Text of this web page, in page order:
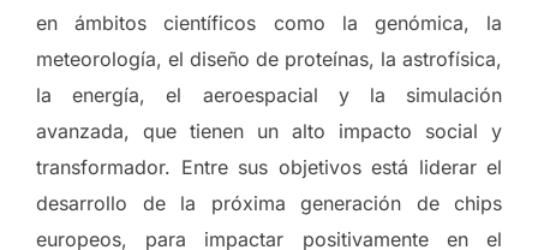
en ámbitos científicos como la genómica, la
meteorología, el diseño de proteínas, la astrofísica,
la energía, el aeroespacial y la simulación
avanzada, que tienen un alto impacto social y
transformador. Entre sus objetivos está liderar el
desarrollo de la próxima generación de chips
europeos, para impactar positivamente en el